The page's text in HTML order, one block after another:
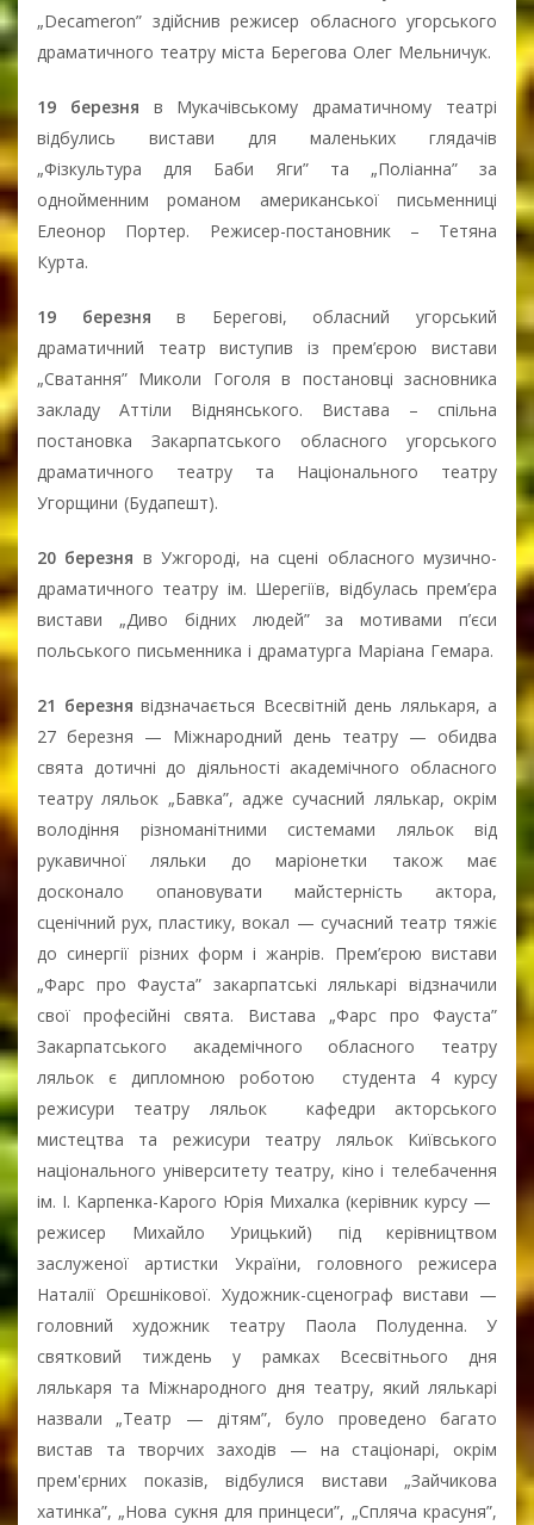
„Decameron” здійснив режисер обласного угорського
драматичного театру міста Берегова Олег Мельничук.
19 березня в Мукачівському драматичному театрі
відбулись вистави для маленьких глядачів
„Фізкультура для Баби Яги” та „Поліанна” за
однойменним романом американської письменниці
Елеонор Портер. Режисер-постановник – Тетяна
Курта.
19 березня в Берегові, обласний угорський
драматичний театр виступив із прем’єрою вистави
„Сватання” Миколи Гоголя в постановці засновника
закладу Аттіли Віднянського. Вистава – спільна
постановка Закарпатського обласного угорського
драматичного театру та Національного театру
Угорщини (Будапешт).
20 березня в Ужгороді, на сцені обласного музично-
драматичного театру ім. Шерегіїв, відбулась прем’єра
вистави „Диво бідних людей” за мотивами п’єси
польського письменника і драматурга Маріана Гемара.
21 березня відзначається Всесвітній день лялькаря, а
27 березня — Міжнародний день театру — обидва
свята дотичні до діяльності академічного обласного
театру ляльок „Бавка”, адже сучасний лялькар, окрім
володіння різноманітними системами ляльок від
рукавичної ляльки до маріонетки також має
досконало опановувати майстерність актора,
сценічний рух, пластику, вокал — сучасний театр тяжіє
до синергії різних форм і жанрів. Прем’єрою вистави
„Фарс про Фауста” закарпатські лялькарі відзначили
свої професійні свята. Вистава „Фарс про Фауста”
Закарпатського академічного обласного театру
ляльок є дипломною роботою студента 4 курсу
режисури театру ляльок кафедри акторського
мистецтва та режисури театру ляльок Київського
національного університету театру, кіно і телебачення
ім. І. Карпенка-Карого Юрія Михалка (керівник курсу —
режисер Михайло Урицький) під керівництвом
заслуженої артистки України, головного режисера
Наталії Орєшнікової. Художник-сценограф вистави —
головний художник театру Паола Полуденна. У
святковий тиждень у рамках Всесвітнього дня
лялькаря та Міжнародного дня театру, який лялькарі
назвали „Театр — дітям”, було проведено багато
вистав та творчих заходів — на стаціонарі, окрім
прем'єрних показів, відбулися вистави „Зайчикова
хатинка”, „Нова сукня для принцеси”, „Спляча красуня”,